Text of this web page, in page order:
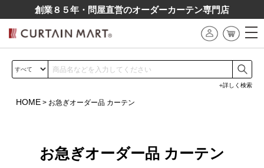
創業８５年・問屋直営のオーダーカーテン専⾨店
詳しく検索
HOME お急ぎオーダー品 カーテン
お急ぎオーダー品 カーテン